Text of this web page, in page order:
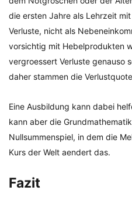
die ersten Jahre als Lehrzeit
Verluste, nicht als
vorsichtig mit Hebelprodukten
vergroessert Verluste genauso
daher stammen die
Eine Ausbildung kann dabei
kann aber die
Nullsummenspiel, in dem die
Kurs der Welt aendert das.
Fazit